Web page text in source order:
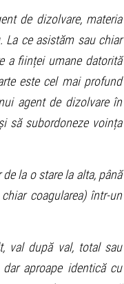
de dizolvare, materia
La ce asistăm sau chiar
a ființei umane datorită
este cel mai profund
agent de dizolvare în
să subordoneze voința
la o stare la alta, până
coagularea) într-un
val după val, total sau
aproape identică cu